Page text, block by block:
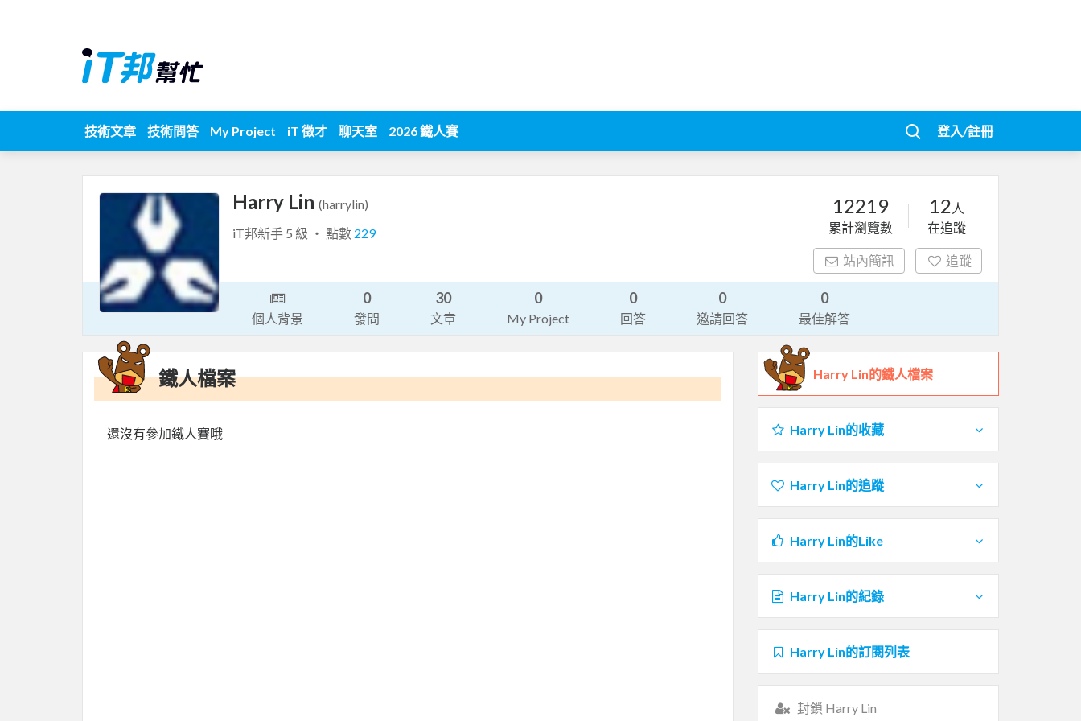
技術文章 技術問答 My Project iT 徵才 聊天室 2026 鐵人賽 登入/註冊
Harry Lin (harrylin)
iT邦新手 5 級 ‧ 點數 229
12219
累計瀏覽數
12 人
在追蹤
站內簡訊 追蹤
個人背景
0
發問
30
文章
0
My Project
0
回答
0
邀請回答
0
最佳解答
鐵人檔案
還沒有參加鐵人賽哦
Harry Lin的鐵人檔案
Harry Lin的收藏
Harry Lin的追蹤
Harry Lin的Like
Harry Lin的紀錄
Harry Lin的訂閱列表
封鎖 Harry Lin